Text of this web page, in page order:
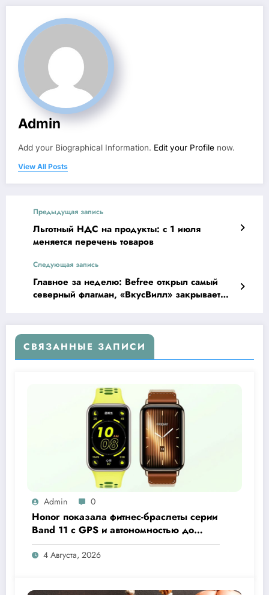
Admin
Add your Biographical Information. Edit your Profile now.
View All Posts
Предыдущая запись
Льготный НДС на продукты: с 1 июля
меняется перечень товаров
Следующая запись
Главное за неделю: Befree открыл самый
северный флагман, «ВкусВилл» закрывает
СВЯЗАННЫЕ ЗАПИСИ
Admin 0
Honor показала фитнес-браслеты серии
Band 11 с GPS и автономностью до
26 дней
4 Августа, 2026